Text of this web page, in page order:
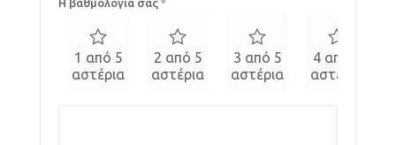
Η βαθμολογία σας *
1 από 5
αστέρια
2 από 5
αστέρια
3 από 5
αστέρια
4 από 5
αστέρια